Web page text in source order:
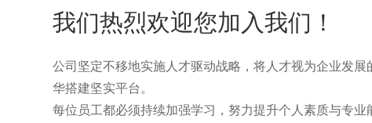
我们热烈欢迎您加入我们！
公司坚定不移地实施人才驱动战略，将人才视为企业发
华搭建坚实平台。
每位员工都必须持续加强学习，努力提升个人素质与专